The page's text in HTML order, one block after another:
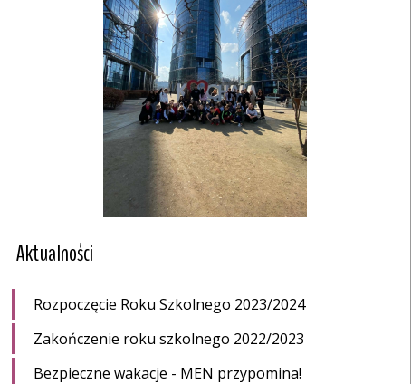
Aktualności
Rozpoczęcie Roku Szkolnego 2023/2024
Zakończenie roku szkolnego 2022/2023
Bezpieczne wakacje - MEN przypomina!